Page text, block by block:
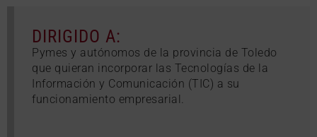
DIRIGIDO A:
Pymes y autónomos de la provincia de Toledo
que quieran incorporar las Tecnologías de la
Información y Comunicación (TIC) a su
funcionamiento empresarial.